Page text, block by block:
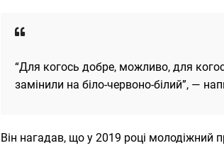
“Для когось добре, можливо, для
замінили на біло-червоно-білий”, —
Він нагадав, що у 2019 році молодіжний